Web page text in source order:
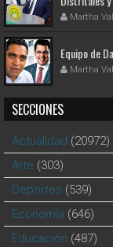
Martha
Equipo de
Martha
SECCIONES
Actualidad (20972)
Arte (303)
Deportes (539)
Economía (646)
Educación (487)